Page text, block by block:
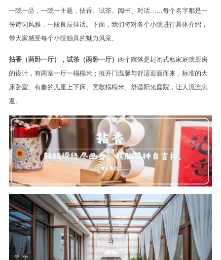
一院一品，一院一主题，拈香、试茶、阅书、对话……每个名字都是一
份诗词风雅，一段良辰佳话。下面，我们将对各个小院进行具体介绍，
带大家感受每个小院独具的魅力风采。
拈香（两卧一厅），试茶（两卧一厅） 两个院落是封闭式私家庭院厨房
的设计，有两室一厅一榻榻米；推开门温馨与舒适迎面而来，标准的大
床卧室、有趣的儿童上下床、宽敞榻榻米、舒适阳光庭院，让人流连忘
返。